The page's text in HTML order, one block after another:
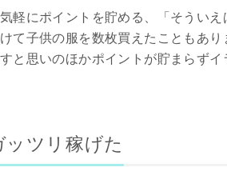
軽にポイントを貯める、「そうい
て子供の服を数枚買えたこともあ
と思いのほかポイントが貯まらず
ツリ稼げた